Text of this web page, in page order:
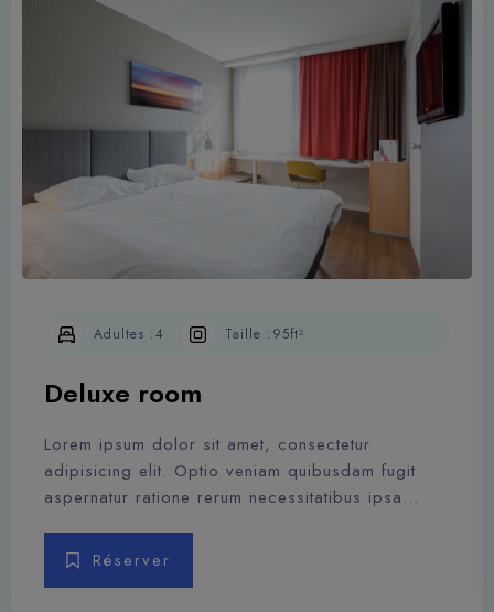
Deluxe room
Lorem ipsum dolor sit amet, consectetur
adipisicing elit. Optio veniam quibusdam fugit
aspernatur ratione rerum necessitatibus ipsa
doloribus tempore veritatis repellat natus illo,
veniam quibusdam fugit aspernatur cumque harum
Adultes :4 Taille : 95ft²
Réserver